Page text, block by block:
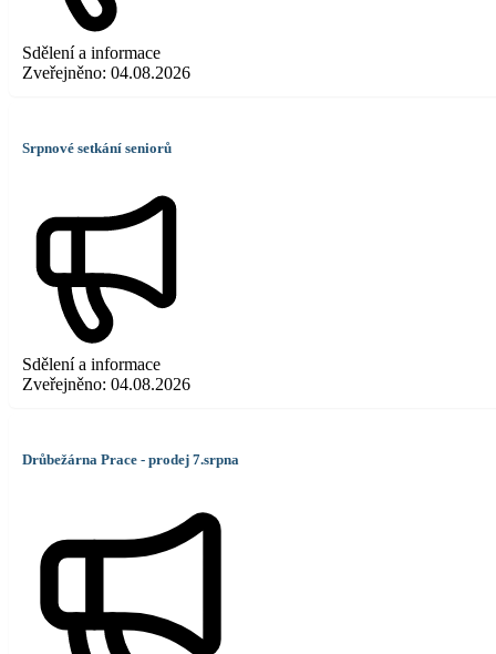
Sdělení a informace
Zveřejněno: 04.08.2026
Srpnové setkání seniorů
Sdělení a informace
Zveřejněno: 04.08.2026
Drůbežárna Prace - prodej 7.srpna